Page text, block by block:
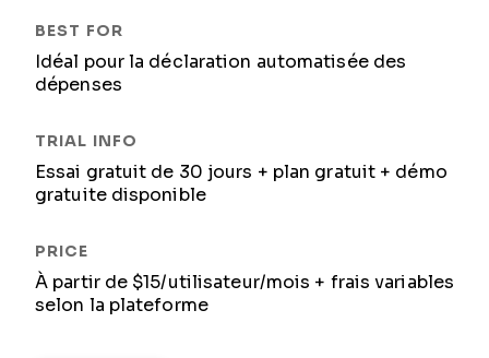
Idéal pour la déclaration automatisée des
dépenses
Essai gratuit de 30 jours + plan gratuit + démo
gratuite disponible
À partir de $15/utilisateur/mois + frais variables
selon la plateforme